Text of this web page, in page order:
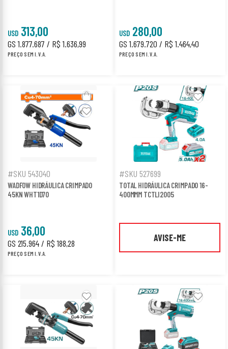
USD 313,00
GS 1.877.687 / R$ 1.636,99
PREÇO SEM I.V.A.
USD 280,00
GS 1.679.720 / R$ 1.464,40
PREÇO SEM I.V.A.
#SKU 543040
WADFOW HIDRÁULICA CRIMPADO
45KN WHT1D70
USD 36,00
GS 215.964 / R$ 188,28
PREÇO SEM I.V.A.
#SKU 527699
TOTAL HIDRÁULICA CRIMPADO 16-
400MMM TCTLI2005
AVISE-ME